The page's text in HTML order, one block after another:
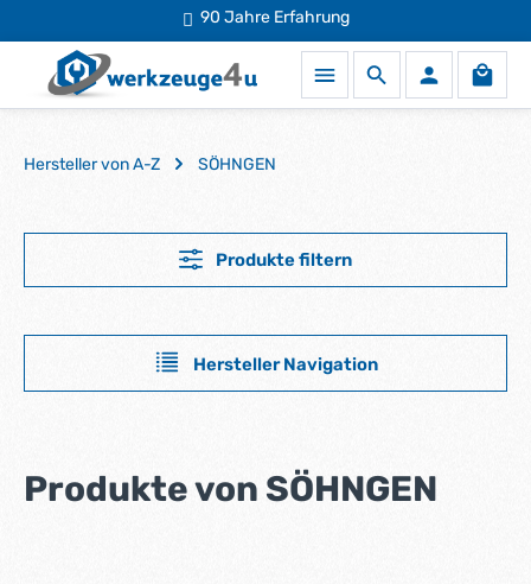
Zum Hauptinhalt springen90 Jahre Erfahrung
Hersteller von A-Z SÖHNGEN
Produkte filtern
Hersteller Navigation
Produkte von SÖHNGEN